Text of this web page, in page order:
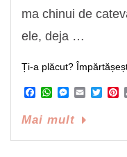
ma chinui de
ele, deja …
Ți-a plăcut?
Facebook
WhatsApp
Messenger
Email
Mai mult